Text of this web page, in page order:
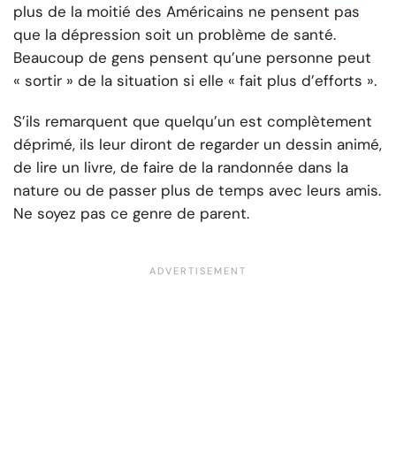
plus de la moitié des Américains ne pensent pas
que la dépression soit un problème de santé.
Beaucoup de gens pensent qu’une personne peut
« sortir » de la situation si elle « fait plus d’efforts ».
S’ils remarquent que quelqu’un est complètement
déprimé, ils leur diront de regarder un dessin animé,
de lire un livre, de faire de la randonnée dans la
nature ou de passer plus de temps avec leurs amis.
Ne soyez pas ce genre de parent.